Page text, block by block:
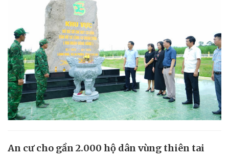
An cư cho gần 2.000 hộ dân vùng thiên tai